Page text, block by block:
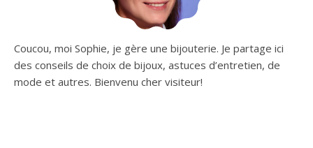
Coucou, moi Sophie, je gère une bijouterie. Je partage ici
des conseils de choix de bijoux, astuces d’entretien, de
mode et autres. Bienvenu cher visiteur!